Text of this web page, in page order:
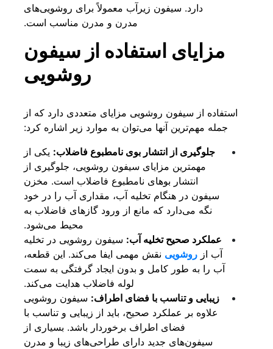
دارد. سیفون زیرآب معمولاً برای روشویی‌های
مدرن و مدرن مناسب است.
مزایای استفاده از سیفون
روشویی
استفاده از سیفون روشویی مزایای متعددی دارد که از
جمله مهم‌ترین آنها می‌توان به موارد زیر اشاره کرد:
جلوگیری از انتشار بوی نامطبوع فاضلاب: یکی از
مهمترین مزایای سیفون روشویی، جلوگیری از
انتشار بوهای نامطبوع فاضلاب است. مخزن
سیفون در هنگام تخلیه آب، مقداری آب را در خود
نگه می‌دارد که مانع از ورود گازهای فاضلاب به
محیط می‌شود.
عملکرد صحیح تخلیه آب: سیفون روشویی در تخلیه
آب از روشویی نقش مهمی ایفا می‌کند. این قطعه،
آب را به طور کامل و بدون ایجاد گرفتگی به سمت
لوله فاضلاب هدایت می‌کند.
زیبایی و تناسب با فضای اطراف: سیفون روشویی
علاوه بر عملکرد صحیح، باید از زیبایی و تناسب با
فضای اطراف برخوردار باشد. بسیاری از
سیفون‌های جدید دارای طراحی‌های زیبا و مدرن